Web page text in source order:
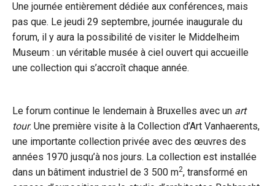
Une journée entièrement dédiée aux conférences, mais
pas que. Le jeudi 29 septembre, journée inaugurale du
forum, il y aura la possibilité de visiter le Middelheim
Museum : un véritable musée à ciel ouvert qui accueille
une collection qui s’accroît chaque année.
Le forum continue le lendemain à Bruxelles avec un art
tour. Une première visite à la Collection d’Art Vanhaerents,
une importante collection privée avec des œuvres des
années 1970 jusqu’à nos jours. La collection est installée
dans un bâtiment industriel de 3 500 m2, transformé en